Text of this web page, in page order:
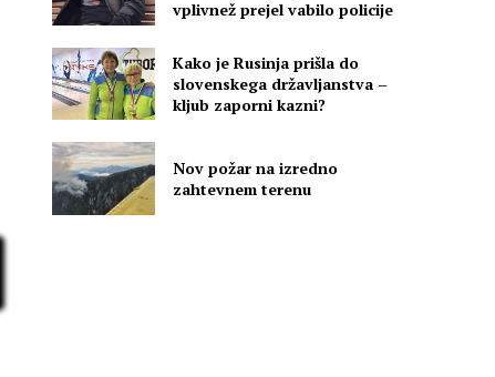
vplivnež prejel vabilo policije
Kako je Rusinja prišla do
slovenskega državljanstva –
kljub zaporni kazni?
Nov požar na izredno
zahtevnem terenu